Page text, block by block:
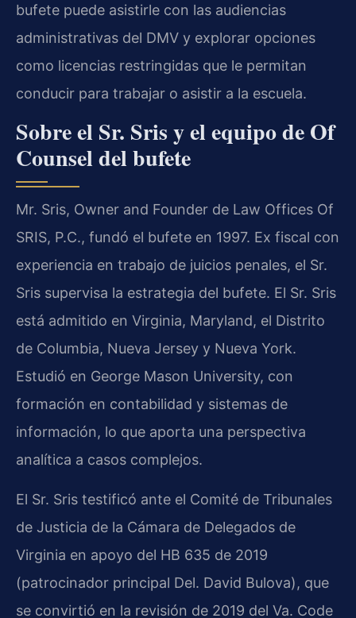
bufete puede asistirle con las audiencias
administrativas del DMV y explorar opciones
como licencias restringidas que le permitan
conducir para trabajar o asistir a la escuela.
Sobre el Sr. Sris y el equipo de Of
Counsel del bufete
Mr. Sris, Owner and Founder de Law Offices Of
SRIS, P.C., fundó el bufete en 1997. Ex fiscal con
experiencia en trabajo de juicios penales, el Sr.
Sris supervisa la estrategia del bufete. El Sr. Sris
está admitido en Virginia, Maryland, el Distrito
de Columbia, Nueva Jersey y Nueva York.
Estudió en George Mason University, con
formación en contabilidad y sistemas de
información, lo que aporta una perspectiva
analítica a casos complejos.
El Sr. Sris testificó ante el Comité de Tribunales
de Justicia de la Cámara de Delegados de
Virginia en apoyo del HB 635 de 2019
(patrocinador principal Del. David Bulova), que
se convirtió en la revisión de 2019 del Va. Code